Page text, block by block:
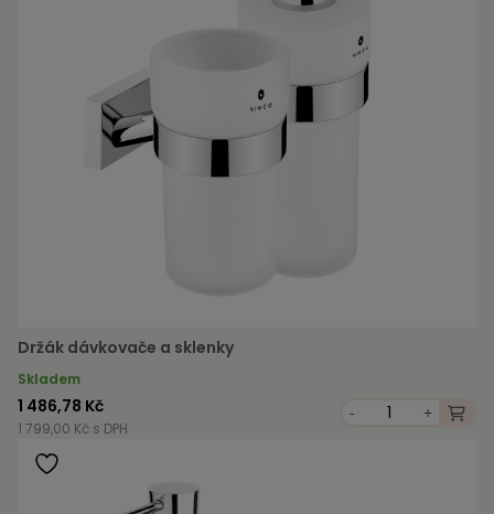
Držák dávkovače a sklenky
Skladem
1 486,78 Kč
1 799,00 Kč s DPH
- +